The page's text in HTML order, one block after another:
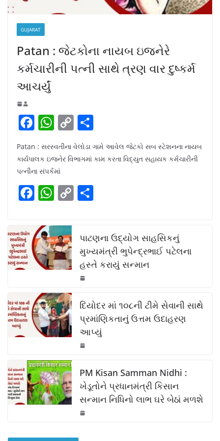
GUJARAT
Patan : જેટકોના નાયબ ઇજનેરે
કર્મચારીની પત્ની સાથે ત્રણ વાર દુષ્કર્મ
આચર્યું
F
c
e
b
o
k
W
h
at
s
A
p
C
o
p
Li
n
h
ar
Patan : સરસ્વતીના વેલોડા ગામે આવેલ જેટકો સબ સ્ટેશનના નાયબ
કાર્યપાલક ઇજનેર વિભાગમાં કામ કરતા વિદ્યુત સહાયક કર્મચારીની
પત્નીના સંપર્કમાં
F
c
e
b
o
o
k
W
at
s
A
p
p
C
y
Li
n
k
e
પાટણના ઉદ્યોગ સાહસિકનું
મુખ્યમંત્રી ભુપેન્દ્રભાઈ પટેલના
હસ્તે કરાયું સન્માન
દિયોદર માં ૧૦૮ની ટીમે સેવાની સાથે
પ્રમાંણિકતાનું ઉત્તમ ઉદાહરણ
આપ્યું
PM Kisan Samman Nidhi :
ખેડૂતોને પ્રધાનમંત્રી કિસાન
સન્માન નિધિનો લાભ ઘરે બેઠાં મળશે